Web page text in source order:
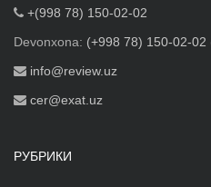
+(998 78) 150-02-02
Devonxona: (+998 78) 150-02-02
info@review.uz
cer@exat.uz
РУБРИКИ